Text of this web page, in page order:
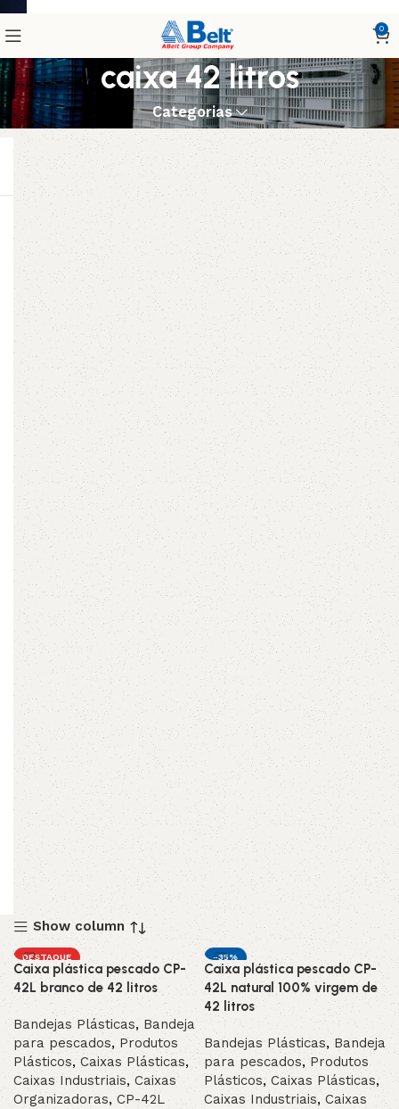
0
caixa 42 litros
Categorias
Show column
DESTAQUE
Caixa plástica pescado CP-
42L branco de 42 litros
Bandejas Plásticas, Bandeja
para pescados, Produtos
Plásticos,Caixas Plásticas,
Caixas Industriais,Caixas
Organizadoras,CP-42L
-35%
DESTAQUE
Caixa plástica pescado CP-
42L natural 100% virgem de
42 litros
Bandejas Plásticas, Bandeja
para pescados,Produtos
Plásticos, Caixas Plásticas,
Caixas Industriais,Caixas